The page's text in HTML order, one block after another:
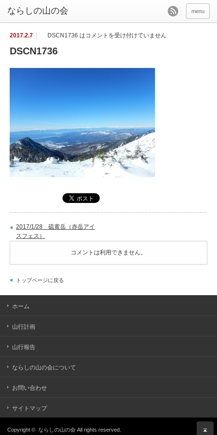
menu
2017.2.7 DSCN1736 はコメントを受け付けていません
DSCN1736
2017/1/28 硫黄岳（赤岳アイ
スフェス）
コメントは利用できません。
トップページに戻る
ホーム
山行計画
山行報告
ならしの山の会について
お問い合わせ
サイトマップ
Copyright © ならしの山の会 All rights reserved.